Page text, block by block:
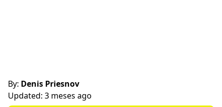
By: Denis Priesnov
Updated: 3 meses ago